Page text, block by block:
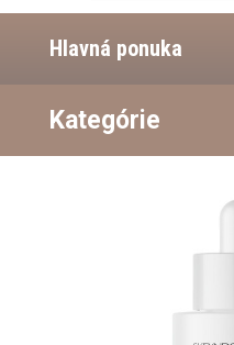
Hlavná ponuka
Kategórie